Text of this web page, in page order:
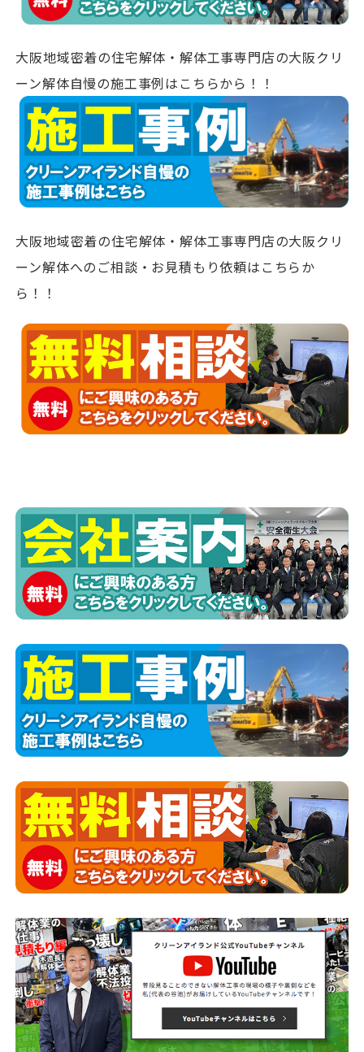
大阪地域密着の住宅解体・解体工事専門店の大阪クリ
ーン解体自慢の施工事例はこちらから！！
大阪地域密着の住宅解体・解体工事専門店の大阪クリ
ーン解体へのご相談・お見積もり依頼はこちらか
ら！！